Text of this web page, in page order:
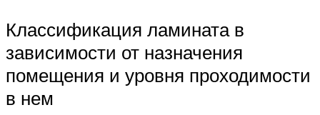
Классификация ламината в
зависимости от назначения
помещения и уровня проходимости
в нем